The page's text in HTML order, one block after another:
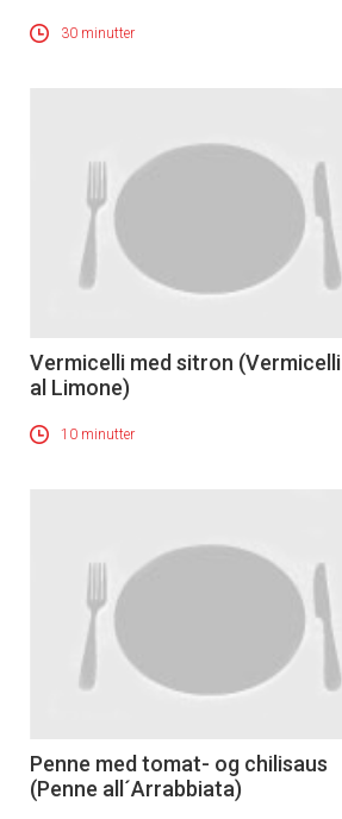
30 minutter
Vermicelli med sitron (Vermicelli
al Limone)
10 minutter
Penne med tomat- og chilisaus
(Penne all´Arrabbiata)